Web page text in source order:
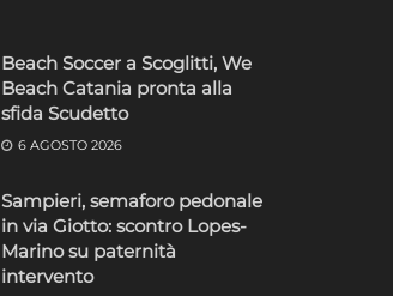
Beach Soccer a Scoglitti, We
Beach Catania pronta alla
sfida Scudetto
6 AGOSTO 2026
Sampieri, semaforo pedonale
in via Giotto: scontro Lopes-
Marino su paternità
intervento